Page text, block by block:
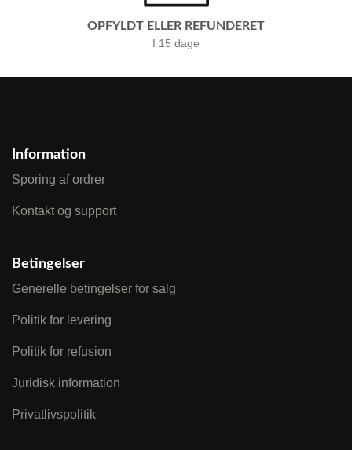
OPFYLDT ELLER REFUNDERET
I 15 dage
Information
Sporing af ordrer
Kontakt og support
Betingelser
Generelle betingelser for salg
Politik for levering
Politik for refusion
Juridisk information
Privatlivspolitik